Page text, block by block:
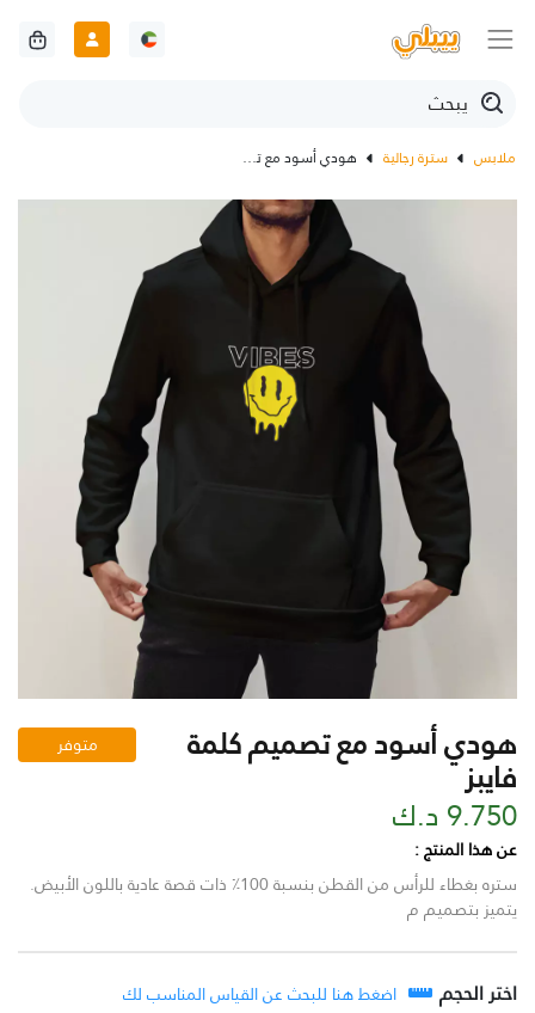
ملابس سترة رجالية هودي أسود مع تصميم كلمة فايبز
هودي أسود مع تصميم كلمة
فايبز
متوفر
9.750 د.ك
عن هذا المنتج :
ستره بغطاء للرأس من القطن بنسبة 100٪ ذات قصة عادية باللون الأبيض.
يتميز بتصميم م
اختر الحجم اضغط هنا للبحث عن القياس المناسب لك